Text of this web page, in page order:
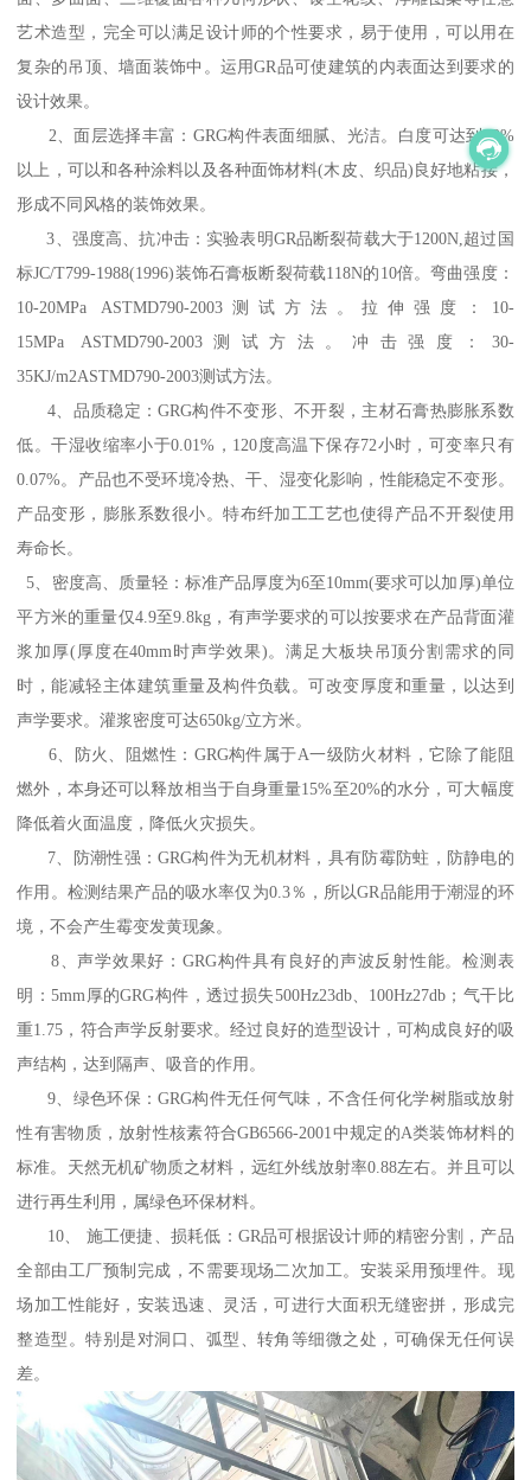
艺术造型，完全可以满足设计师的个性要求，易于使用，可以用在
复杂的吊顶、墙面装饰中。运用GR品可使建筑的内表面达到要求的
设计效果。
2、面层选择丰富：GRG构件表面细腻、光洁。白度可达到90%
以上，可以和各种涂料以及各种面饰材料(木皮、织品)良好地粘接，
形成不同风格的装饰效果。
3、强度高、抗冲击：实验表明GR品断裂荷载大于1200N,超过国
标JC/T799-1988(1996)装饰石膏板断裂荷载118N的10倍。弯曲强度：
10-20MPa ASTMD790-2003测试方法。拉伸强度：10-
15MPa ASTMD790-2003测试方法。冲击强度：30-
35KJ/m2ASTMD790-2003测试方法。
4、品质稳定：GRG构件不变形、不开裂，主材石膏热膨胀系数
低。干湿收缩率小于0.01%，120度高温下保存72小时，可变率只有
0.07%。产品也不受环境冷热、干、湿变化影响，性能稳定不变形。
产品变形，膨胀系数很小。特布纤加工工艺也使得产品不开裂使用
寿命长。
5、密度高、质量轻：标准产品厚度为6至10mm(要求可以加厚)单位
平方米的重量仅4.9至9.8kg，有声学要求的可以按要求在产品背面灌
浆加厚(厚度在40mm时声学效果)。满足大板块吊顶分割需求的同
时，能减轻主体建筑重量及构件负载。可改变厚度和重量，以达到
声学要求。灌浆密度可达650kg/立方米。
6、防火、阻燃性：GRG构件属于A一级防火材料，它除了能阻
燃外，本身还可以释放相当于自身重量15%至20%的水分，可大幅度
降低着火面温度，降低火灾损失。
7、防潮性强：GRG构件为无机材料，具有防霉防蛀，防静电的
作用。检测结果产品的吸水率仅为0.3％，所以GR品能用于潮湿的环
境，不会产生霉变发黄现象。
8、声学效果好：GRG构件具有良好的声波反射性能。检测表
明：5mm厚的GRG构件，透过损失500Hz23db、100Hz27db；气干比
重1.75，符合声学反射要求。经过良好的造型设计，可构成良好的吸
声结构，达到隔声、吸音的作用。
9、绿色环保：GRG构件无任何气味，不含任何化学树脂或放射
性有害物质，放射性核素符合GB6566-2001中规定的A类装饰材料的
标准。天然无机矿物质之材料，远红外线放射率0.88左右。并且可以
进行再生利用，属绿色环保材料。
10、 施工便捷、损耗低：GR品可根据设计师的精密分割，产品
全部由工厂预制完成，不需要现场二次加工。安装采用预埋件。现
场加工性能好，安装迅速、灵活，可进行大面积无缝密拼，形成完
整造型。特别是对洞口、弧型、转角等细微之处，可确保无任何误
差。